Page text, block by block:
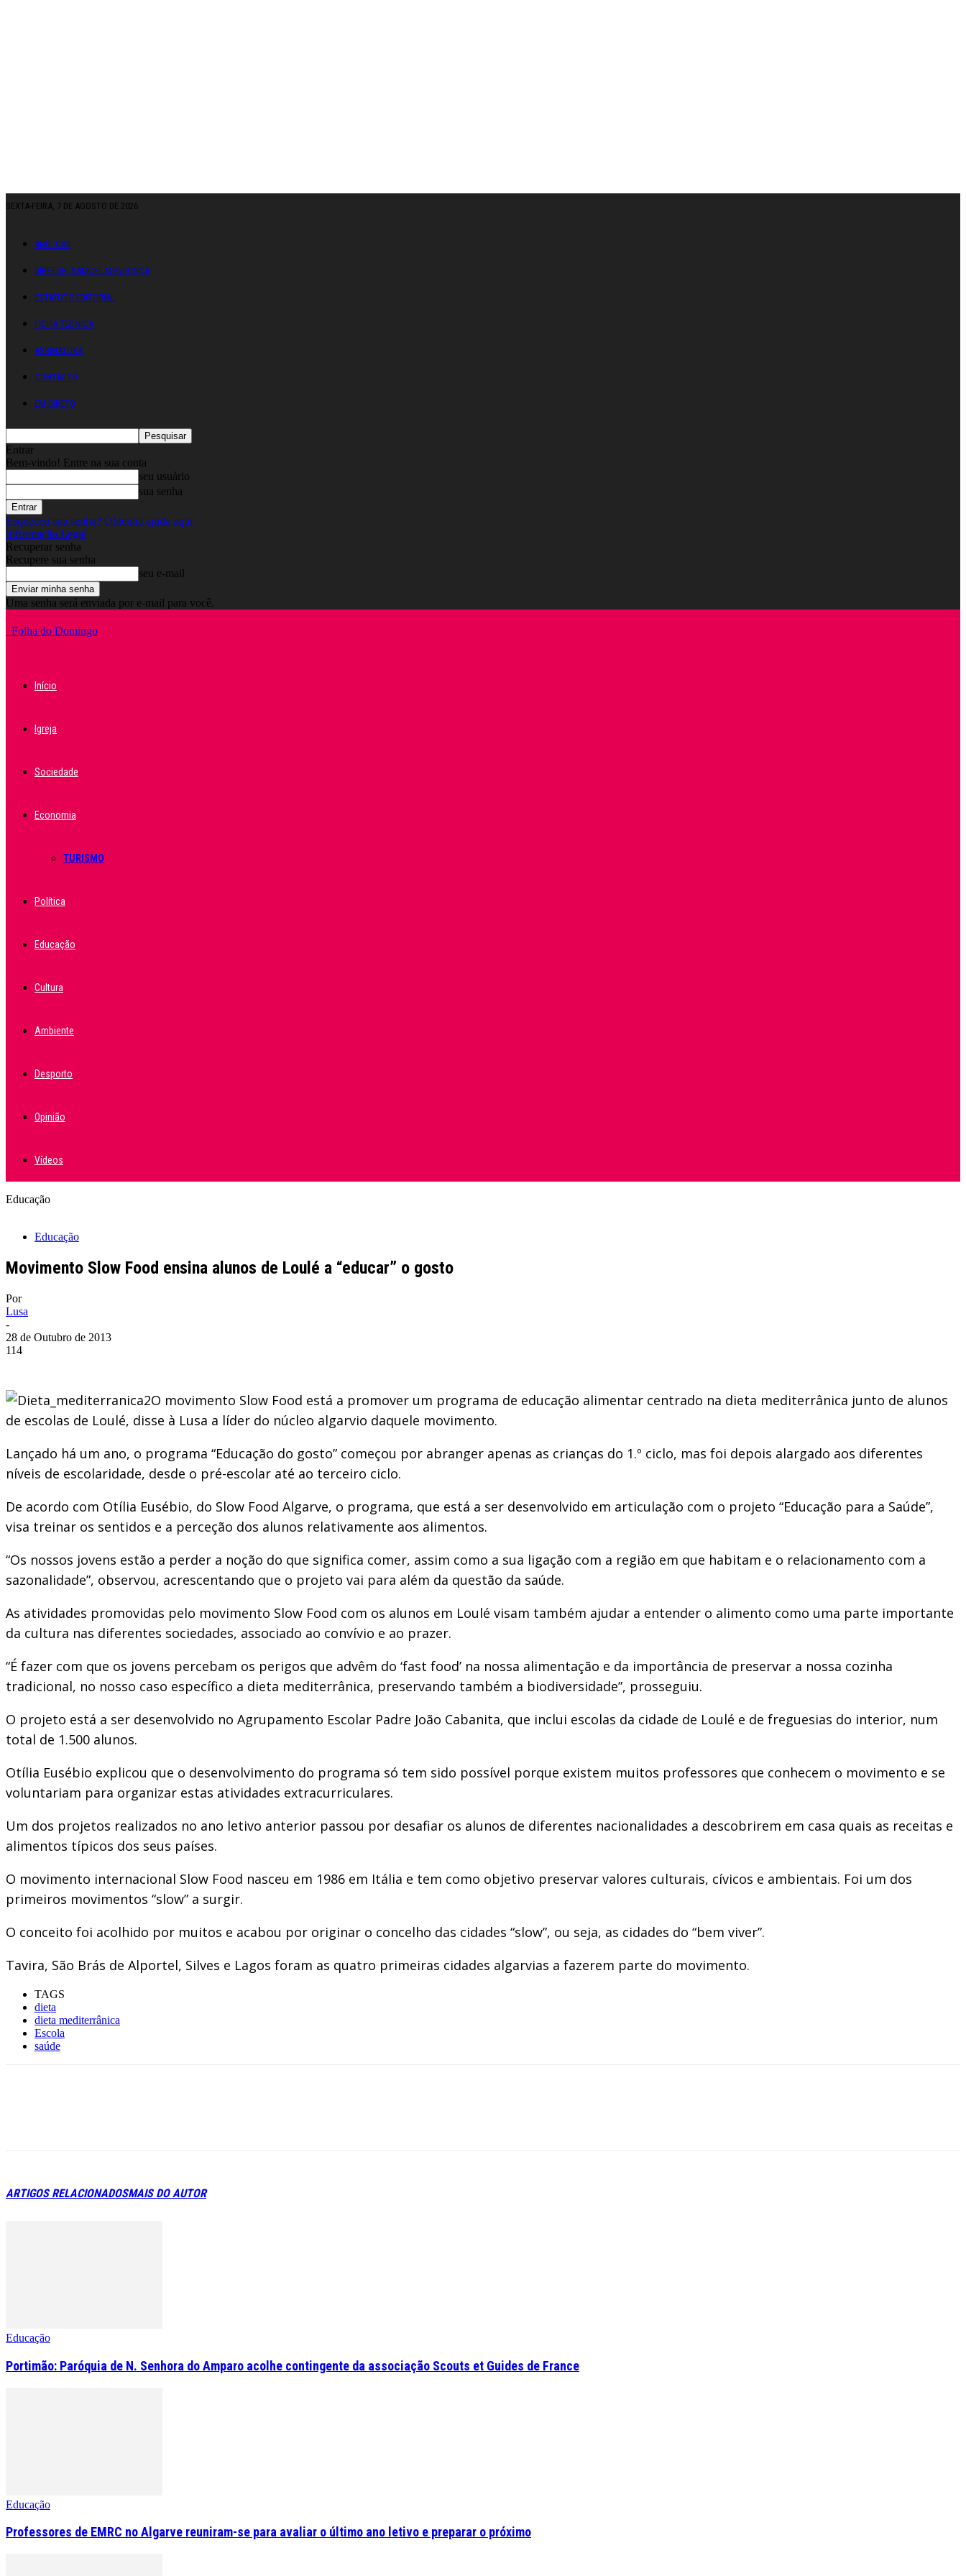
SEXTA-FEIRA, 7 DE AGOSTO DE 2026
ANO: CXII
DIRETOR: SAMUEL MENDONÇA
ESTATUTO EDITORIAL
FICHA TÉCNICA
ASSINATURA
CONTACTO
EM DIRETO
Entrar
Bem-vindo! Entre na sua conta
seu usuário
sua senha
Esqueceu sua senha? Obtenha ajuda aqui
Informação Legal
Recuperar senha
Recupere sua senha
seu e-mail
Uma senha será enviada por e-mail para você.
Folha do Domingo
Início
Igreja
Sociedade
Economia
TURISMO
Política
Educação
Cultura
Ambiente
Desporto
Opinião
Vídeos
Educação
Educação
Movimento Slow Food ensina alunos de Loulé a “educar” o gosto
Por
Lusa
-
28 de Outubro de 2013
114
O movimento Slow Food está a promover um programa de educação alimentar centrado na dieta mediterrânica junto de alunos
de escolas de Loulé, disse à Lusa a líder do núcleo algarvio daquele movimento.
Lançado há um ano, o programa “Educação do gosto” começou por abranger apenas as crianças do 1.º ciclo, mas foi depois alargado aos diferentes
níveis de escolaridade, desde o pré-escolar até ao terceiro ciclo.
De acordo com Otília Eusébio, do Slow Food Algarve, o programa, que está a ser desenvolvido em articulação com o projeto “Educação para a Saúde”,
visa treinar os sentidos e a perceção dos alunos relativamente aos alimentos.
“Os nossos jovens estão a perder a noção do que significa comer, assim como a sua ligação com a região em que habitam e o relacionamento com a
sazonalidade”, observou, acrescentando que o projeto vai para além da questão da saúde.
As atividades promovidas pelo movimento Slow Food com os alunos em Loulé visam também ajudar a entender o alimento como uma parte importante
da cultura nas diferentes sociedades, associado ao convívio e ao prazer.
“É fazer com que os jovens percebam os perigos que advêm do ‘fast food’ na nossa alimentação e da importância de preservar a nossa cozinha
tradicional, no nosso caso específico a dieta mediterrânica, preservando também a biodiversidade”, prosseguiu.
O projeto está a ser desenvolvido no Agrupamento Escolar Padre João Cabanita, que inclui escolas da cidade de Loulé e de freguesias do interior, num
total de 1.500 alunos.
Otília Eusébio explicou que o desenvolvimento do programa só tem sido possível porque existem muitos professores que conhecem o movimento e se
voluntariam para organizar estas atividades extracurriculares.
Um dos projetos realizados no ano letivo anterior passou por desafiar os alunos de diferentes nacionalidades a descobrirem em casa quais as receitas e
alimentos típicos dos seus países.
O movimento internacional Slow Food nasceu em 1986 em Itália e tem como objetivo preservar valores culturais, cívicos e ambientais. Foi um dos
primeiros movimentos “slow” a surgir.
O conceito foi acolhido por muitos e acabou por originar o concelho das cidades “slow”, ou seja, as cidades do “bem viver”.
Tavira, São Brás de Alportel, Silves e Lagos foram as quatro primeiras cidades algarvias a fazerem parte do movimento.
TAGS
dieta
dieta mediterrânica
Escola
saúde
ARTIGOS RELACIONADOSMAIS DO AUTOR
Educação
Portimão: Paróquia de N. Senhora do Amparo acolhe contingente da associação Scouts et Guides de France
Educação
Professores de EMRC no Algarve reuniram-se para avaliar o último ano letivo e preparar o próximo